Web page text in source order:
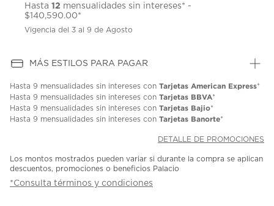
Hasta 12 mensualidades sin intereses* -
$140,590.00*
Vigencia del 3 al 9 de Agosto
MÁS ESTILOS PARA PAGAR
Hasta 9 mensualidades sin intereses con Tarjetas American Express*
Hasta 9 mensualidades sin intereses con Tarjetas BBVA*
Hasta 9 mensualidades sin intereses con Tarjetas Bajio*
Hasta 9 mensualidades sin intereses con Tarjetas Banorte*
DETALLE DE PROMOCIONES
Los montos mostrados pueden variar si durante la compra se aplican
descuentos, promociones o beneficios Palacio
*Consulta términos y condiciones